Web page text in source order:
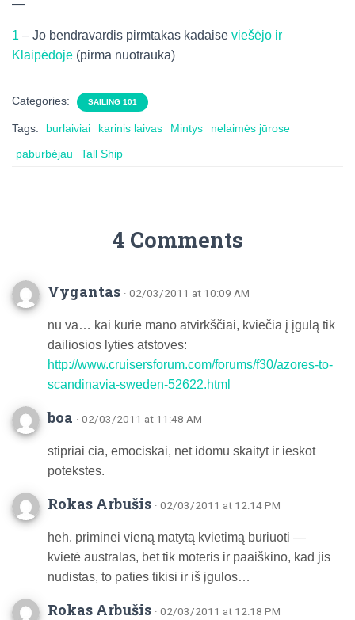
—
1 – Jo bendravardis pirmtakas kadaise viešėjo ir
Klaipėdoje (pirma nuotrauka)
Categories: SAILING 101
Tags: burlaiviai karinis laivas Mintys
nelaimės jūrose
paburbėjau
Tall Ship
4 Comments
Vygantas · 02/03/2011 at 10:09 AM
nu va… kai kurie mano atvirkščiai, kviečia į įgulą tik
dailiosios lyties atstoves:
http://www.cruisersforum.com/forums/f30/azores-to-
scandinavia-sweden-52622.html
boa · 02/03/2011 at 11:48 AM
stipriai cia, emociskai, net idomu skaityt ir ieskot
potekstes.
Rokas Arbušis · 02/03/2011 at 12:14 PM
heh. priminei vieną matytą kvietimą buriuoti —
kvietė australas, bet tik moteris ir paaiškino, kad jis
nudistas, to paties tikisi ir iš įgulos…
Rokas Arbušis · 02/03/2011 at 12:18 PM